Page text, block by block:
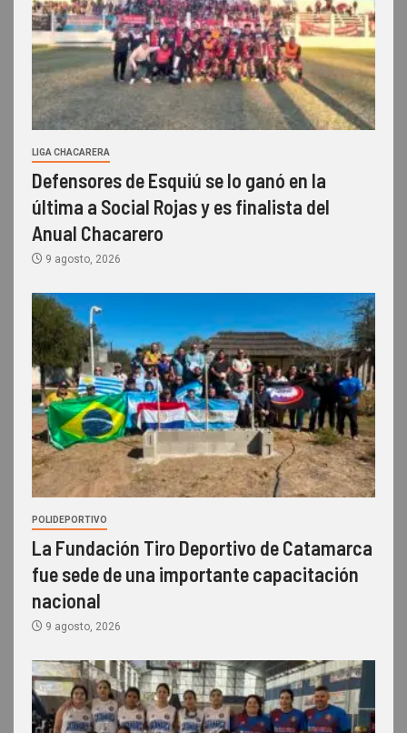
LIGA CHACARERA
Defensores de Esquiú se lo ganó en la
última a Social Rojas y es finalista del
Anual Chacarero
9 agosto, 2026
POLIDEPORTIVO
La Fundación Tiro Deportivo de Catamarca
fue sede de una importante capacitación
nacional
9 agosto, 2026